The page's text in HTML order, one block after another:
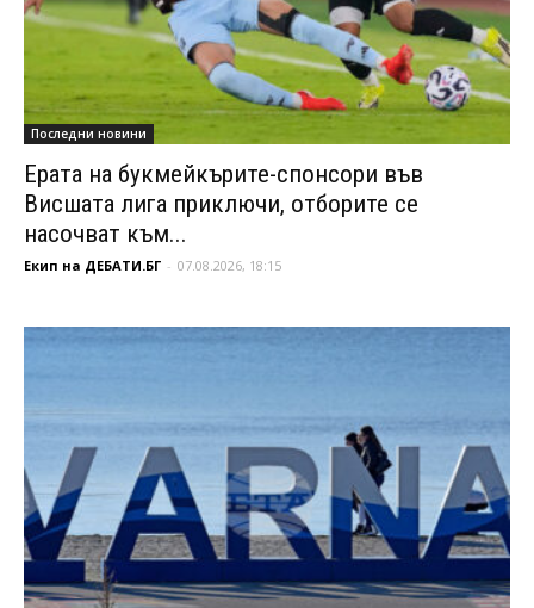
Последни новини
Ерата на букмейкърите-спонсори във
Висшата лига приключи, отборите се
насочват към...
Екип на ДЕБАТИ.БГ - 07.08.2026, 18:15